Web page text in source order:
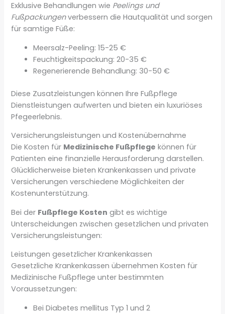
Exklusive Behandlungen wie Peelings und
Fußpackungenverbessern die Hautqualität und sorgen
für samtige Füße:
Meersalz-Peeling: 15-25 €
Feuchtigkeitspackung: 20-35 €
Regenerierende Behandlung: 30-50 €
Diese Zusatzleistungen können Ihre Fußpflege
Dienstleistungen aufwerten und bieten ein luxuriöses
Pfegeerlebnis.
Versicherungsleistungen und Kostenübernahme
Die Kosten für Medizinische Fußpflege können für
Patienten eine finanzielle Herausforderung darstellen.
Glücklicherweise bieten Krankenkassen und private
Versicherungen verschiedene Möglichkeiten der
Kostenunterstützung.
Bei der Fußpflege Kosten gibt es wichtige
Unterscheidungen zwischen gesetzlichen und privaten
Versicherungsleistungen:
Leistungen gesetzlicher Krankenkassen
Gesetzliche Krankenkassen übernehmen Kosten für
Medizinische Fußpflege unter bestimmten
Voraussetzungen:
Bei Diabetes mellitus Typ 1 und 2